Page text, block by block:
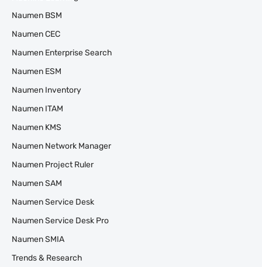
Naumen BSM
Naumen CEC
Naumen Enterprise Search
Naumen ESM
Naumen Inventory
Naumen ITAM
Naumen KMS
Naumen Network Manager
Naumen Project Ruler
Naumen SAM
Naumen Service Desk
Naumen Service Desk Pro
Naumen SMIA
Trends & Research